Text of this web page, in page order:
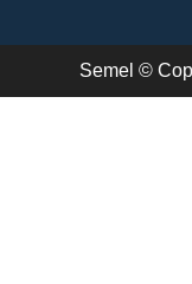
Semel ©